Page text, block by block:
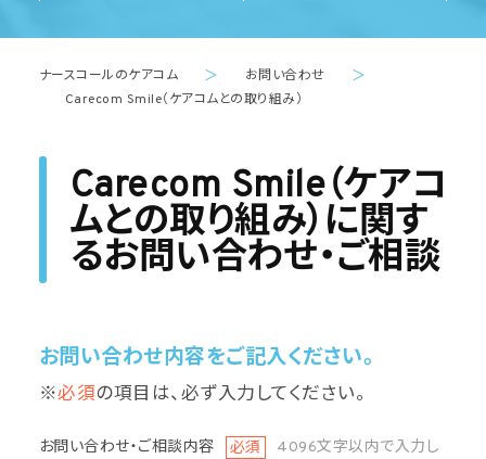
ナースコールのケアコム ＞ お問い合わせ ＞
Carecom Smile（ケアコムとの取り組み）
Carecom Smile（ケアコ
ムとの取り組み）に関す
るお問い合わせ・ご相談
お問い合わせ内容をご記入ください。
※必須の項目は、必ず入力してください。
お問い合わせ・ご相談内容 必須
4096文字以内で入力し